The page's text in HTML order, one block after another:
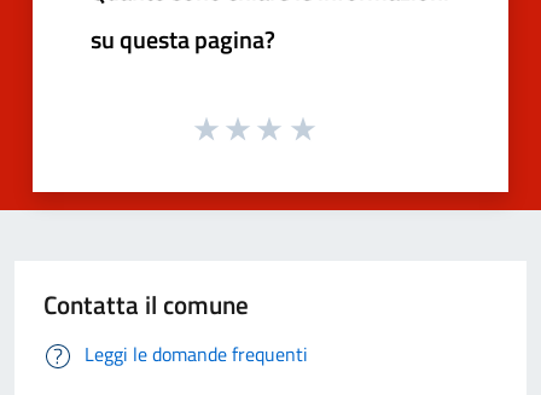
su questa pagina?
Contatta il comune
Leggi le domande frequenti